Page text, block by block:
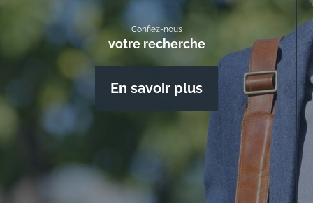
Confiez-nous
votre recherche
En savoir plus